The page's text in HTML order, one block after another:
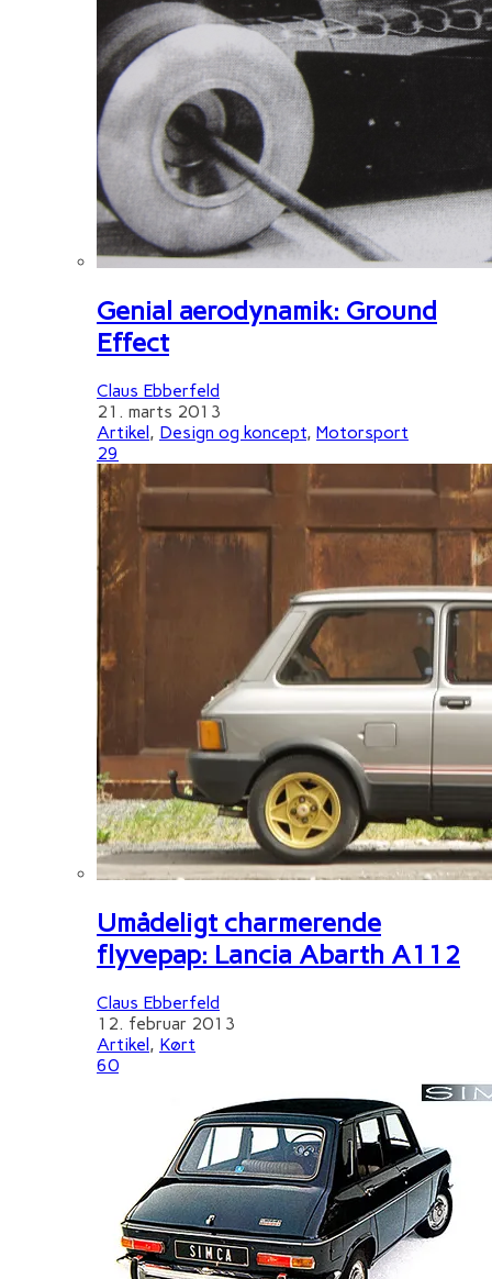
Genial aerodynamik: Ground
Effect
Claus Ebberfeld
21. marts 2013
Artikel, Design og koncept, Motorsport
29
Umådeligt charmerende
flyvepap: Lancia Abarth A112
Claus Ebberfeld
12. februar 2013
Artikel, Kørt
60